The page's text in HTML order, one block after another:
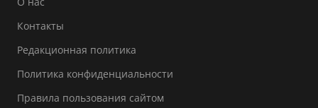
Контакты
Редакционная политика
Политика конфиденциальности
Правила пользования сайтом